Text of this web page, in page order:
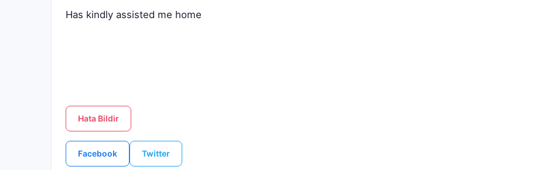
Has kindly assisted me home
Hata Bildir
Facebook Twitter